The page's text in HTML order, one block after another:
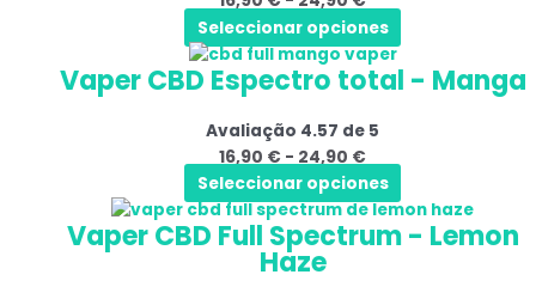
24,90 €
Seleccionar opciones
As
opções
podem
selecionadas
na
página
do
produto
Vaper CBD Espectro total - Manga
Avaliação 4.57 de 5
16,90 € - 24,90 €
Gama
de
16,90 €
24,90 €
Seleccionar opciones
Este
produto
várias
variantes.
As
opções
podem
ser
Vaper CBD Full Spectrum - Lemon
Haze
Gama
de
Este
produto
tem